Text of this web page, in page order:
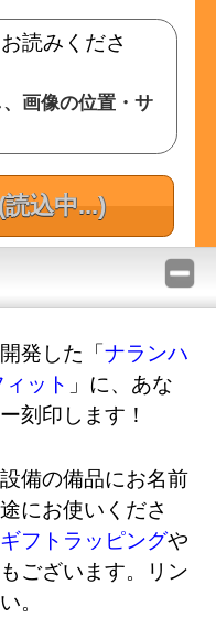
読みくださ
画像の位置・サ
(読込中...)
発した「ナランハ
ット 」に、あな
刻印します！
備の備品にお名前
にお使いくださ
ギフトラッピングや
ございます。リン
。